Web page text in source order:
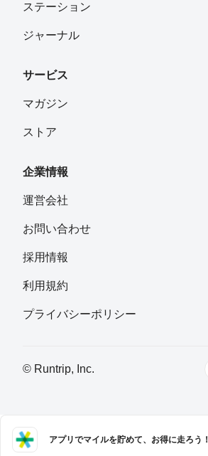
ステーション
ジャーナル
サービス
マガジン
ストア
企業情報
運営会社
お問い合わせ
採用情報
利用規約
プライバシーポリシー
© Runtrip, Inc.
アプリでマイルを貯めて、お得に走ろう！